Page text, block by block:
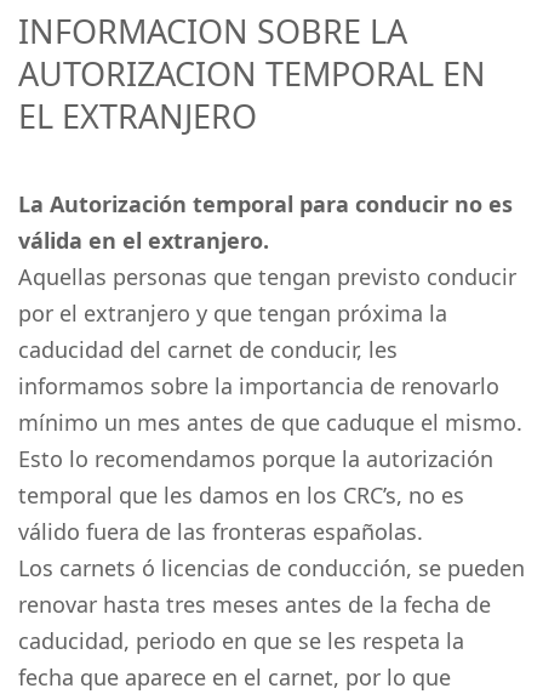
INFORMACION SOBRE LA
AUTORIZACION TEMPORAL EN
EL EXTRANJERO
La Autorización temporal para conducir no es
válida en el extranjero.
Aquellas personas que tengan previsto conducir
por el extranjero y que tengan próxima la
caducidad del carnet de conducir, les
informamos sobre la importancia de renovarlo
mínimo un mes antes de que caduque el mismo.
Esto lo recomendamos porque la autorización
temporal que les damos en los CRC’s, no es
válido fuera de las fronteras españolas.
Los carnets ó licencias de conducción, se pueden
renovar hasta tres meses antes de la fecha de
caducidad, periodo en que se les respeta la
fecha que aparece en el carnet, por lo que